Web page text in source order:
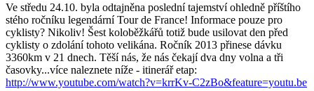
Ve středu 24.10. byla odtajněna poslední tajemství ohledně příštího
stého ročníku legendární Tour de France! Informace pouze pro
cyklisty? Nikoliv! Šest koloběžkářů totiž bude usilovat den před
cyklisty o zdolání tohoto velikána. Ročník 2013 přinese dávku
3360km v 21 dnech. Těší nás, že nás čekají dva dny volna a tři
časovky...více naleznete níže - itinerář etap:
http://www.youtube.com/watch?v=krrKv-C2zBo&feature=youtu.be